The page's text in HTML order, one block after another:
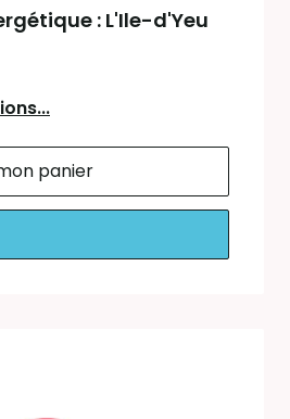
: L'Ile-d'Yeu
panier